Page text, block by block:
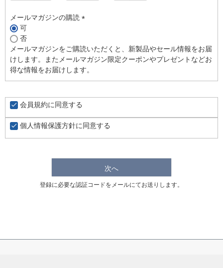
メールマガジンの購読
須
)
可
否
メールマガジンをご購読いただくと、新製品やセール情報をお届
けします。またメールマガジン限定クーポンやプレゼントなどお
得な情報をお届けします。
会員規約に同意する
個人情報保護方針に同意する
次へ
登録に必要な認証コードをメールにてお送りします。